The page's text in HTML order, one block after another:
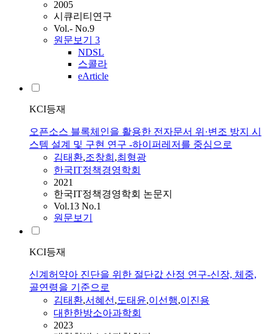
2005
시큐리티연구
Vol.- No.9
원문보기 3
NDSL
스콜라
eArticle
KCI등재
오픈소스 블록체인을 활용한 전자문서 위·변조 방지 시
스템 설계 및 구현 연구 -하이퍼레저를 중심으로
김태환,조창희 ,최형광
한국IT정책경영학회
2021
한국IT정책경영학회 논문지
Vol.13 No.1
원문보기
KCI등재
신계허약아 진단을 위한 절단값 산정 연구-신장, 체중,
골연령을 기준으로
김태환,서혜선,도태윤,이선행,이진용
대한한방소아과학회
2023